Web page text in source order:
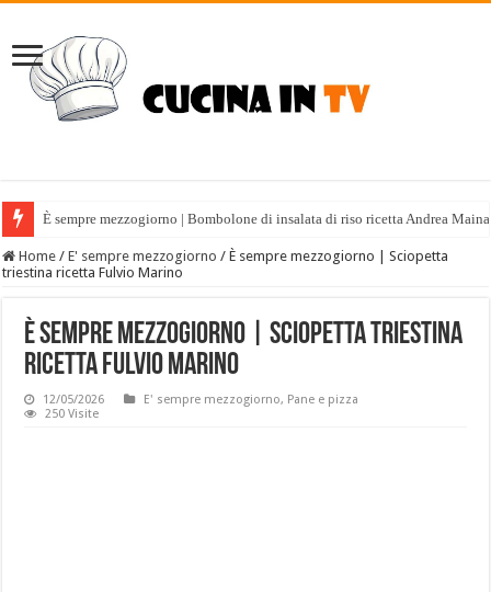
È sempre mezzogiorno | Bombolone di insalata di riso ricetta Andrea
Home / E' sempre mezzogiorno / È sempre mezzogiorno | Sciopetta
triestina ricetta Fulvio Marino
È sempre mezzogiorno | Sciopetta triestina
ricetta Fulvio Marino
12/05/2026 E' sempre mezzogiorno, Pane e pizza
250 Visite